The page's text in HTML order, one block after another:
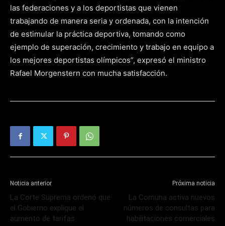
las federaciones y a los deportistas que vienen
trabajando de manera seria y ordenada, con la intención
de estimular la práctica deportiva, tomando como
ejemplo de superación, crecimiento y trabajo en equipo a
los mejores deportistas olímpicos”, expresó el ministro
Rafael Morgenstern con mucha satisfacción.
Noticia anterior
La Corte Suprema ordenó que
el Gobierno explique el
aumento de tarifas
Próxima noticia
La Comuna activa nuevos
números de consultas para
habilitaciones comerciales